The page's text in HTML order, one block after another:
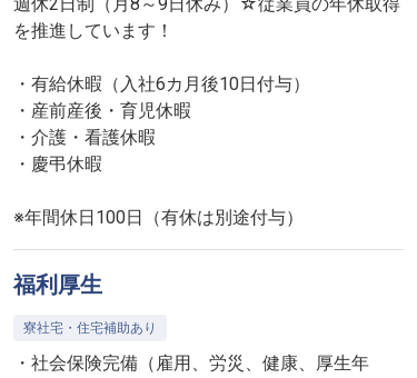
を推進しています！
・有給休暇（入社6カ月後10日付与）
・産前産後・育児休暇
・介護・看護休暇
・慶弔休暇
※年間休日100日（有休は別途付与）
福利厚生
寮社宅・住宅補助あり
・社会保険完備（雇用、労災、健康、厚生年